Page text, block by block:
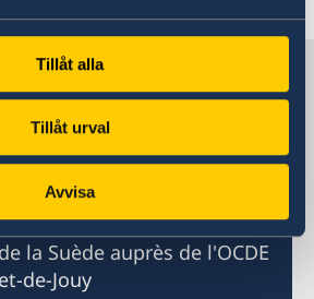
Tillåt alla
Tillåt urval
Avvisa
vid OECD och
vid OECD
la Suède auprès de l'OCDE
de-Jouy